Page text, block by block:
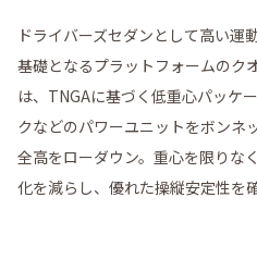
ドライバーズセダンとして高い運
基礎となるプラットフォームのク
は、TNGAに基づく低重心パッケ
クなどのパワーユニットをボンネ
全高をローダウン。重心を限りな
化を減らし、優れた操縦安定性を